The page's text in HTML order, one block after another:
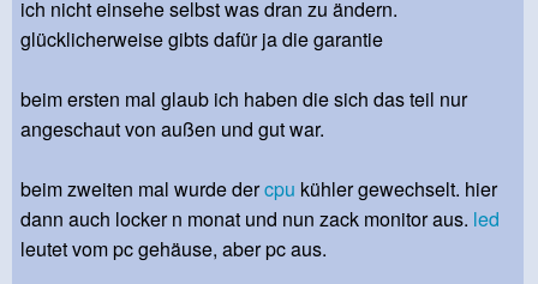
ich nicht einsehe selbst was dran zu ändern.
glücklicherweise gibts dafür ja die garantie
beim ersten mal glaub ich haben die sich das teil nur
angeschaut von außen und gut war.
beim zweiten mal wurde dercpu kühler gewechselt. hier
dann auch locker n monat und nun zack monitor aus. led
leutet vom pc gehäuse, aber pc aus.